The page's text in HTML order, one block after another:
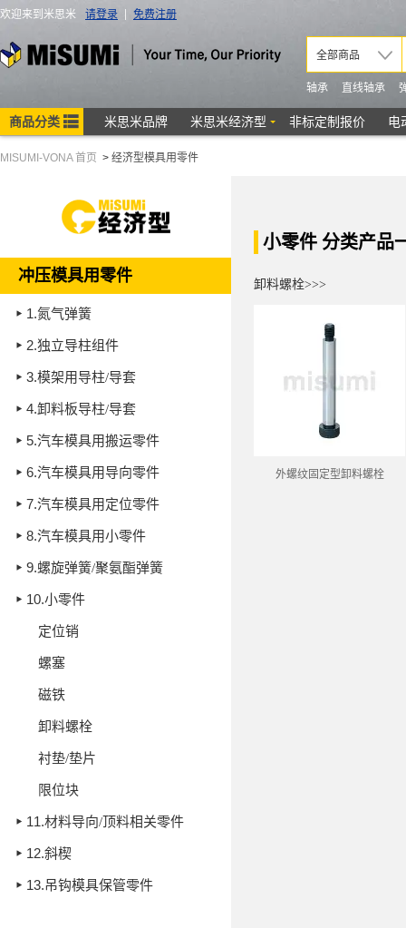
MISUMI-VONA 首页 > 经济型模具用零件
冲压模具用零件
1.氮气弹簧
2.独立导柱组件
3.模架用导柱/导套
4.卸料板导柱/导套
5.汽车模具用搬运零件
6.汽车模具用导向零件
7.汽车模具用定位零件
8.汽车模具用小零件
9.螺旋弹簧/聚氨酯弹簧
10.小零件
定位销
螺塞
磁铁
卸料螺栓
衬垫/垫片
限位块
11.材料导向/顶料相关零件
12.斜楔
13.吊钩模具保管零件
小零件 分类产品
卸料螺栓>>>
外螺纹固定型卸料螺栓